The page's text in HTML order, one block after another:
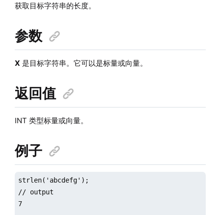
获取目标字符串的长度。
参数
X 是目标字符串。它可以是标量或向量。
返回值
INT 类型标量或向量。
例子
strlen('abcdefg');
// output
7